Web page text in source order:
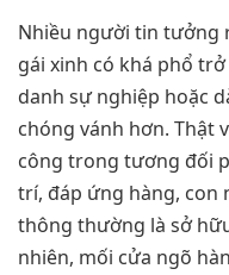
Nhiều người tin tưởng
gái xinh có khá phổ
danh sự nghiệp hoặc
chóng vánh hơn. Thật
công trong tương đối
trí, đáp ứng hàng, con
thông thường là sở
nhiên, mối cửa ngõ